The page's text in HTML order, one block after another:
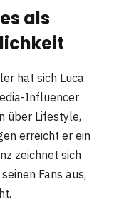
als
hat sich Luca
Influencer
über Lifestyle,
erreicht er ein
zeichnet sich
Fans aus,